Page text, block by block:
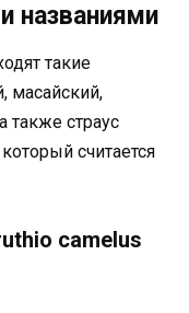
названиями
такие
масайский,
страус
считается
camelus